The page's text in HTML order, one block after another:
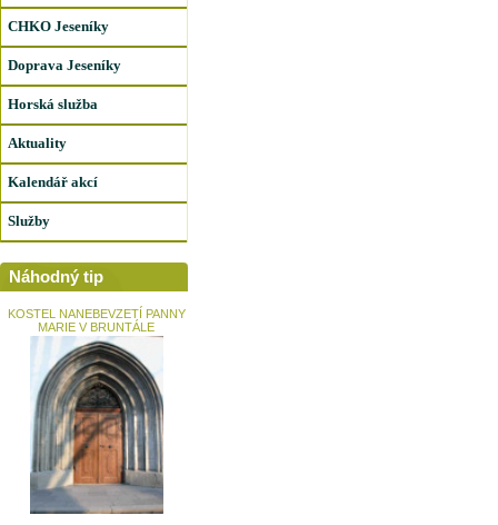
CHKO Jeseníky
Doprava Jeseníky
Horská služba
Aktuality
Kalendář akcí
Služby
Náhodný tip
KOSTEL NANEBEVZETÍ PANNY
MARIE V BRUNTÁLE